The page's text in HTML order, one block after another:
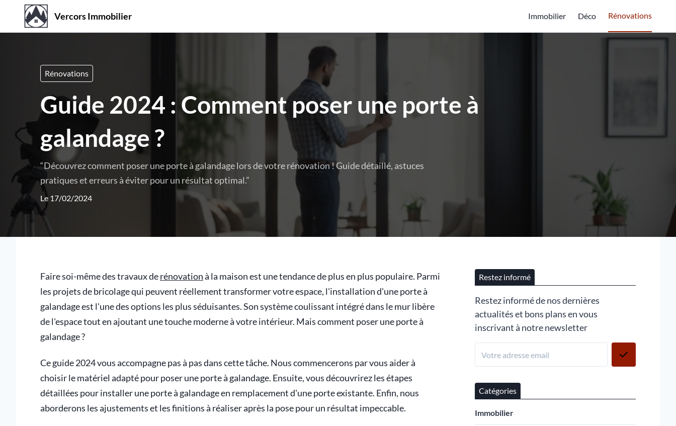
Vercors Immobilier Immobilier Déco Rénovations
Rénovations
Guide 2024 : Comment poser une porte à
galandage ?
“Découvrez comment poser une porte à galandage lors de votre rénovation ! Guide détaillé, astuces
pratiques et erreurs à éviter pour un résultat optimal.”
Le 17/02/2024
Faire soi-même des travaux derénovationà la maison est une tendance de plus en plus populaire. Parmi
les projets de bricolage qui peuvent réellement transformer votre espace, l'installation d'une porte à
galandage est l'une des options les plus séduisantes. Son système coulissant intégré dans le mur libère
de l'espace tout en ajoutant une touche moderne à votre intérieur. Mais comment poser une porte à
galandage ?
Ce guide 2024 vous accompagne pas à pas dans cette tâche. Nous commencerons par vous aider à
choisir le matériel adapté pour poser une porte à galandage. Ensuite, vous découvrirez les étapes
détaillées pour installer une porte à galandage en remplacement d'une porte existante. Enfin, nous
aborderons les ajustements et les finitions à réaliser après la pose pour un résultat impeccable.
Restez informé
Restez informé de nos dernières
actualités et bons plans en vous
inscrivant à notre newsletter
Catégories
Immobilier